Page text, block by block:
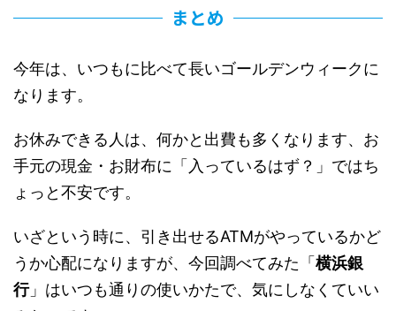
まとめ
今年は、いつもに比べて長いゴールデンウィークに
なります。
お休みできる人は、何かと出費も多くなります、お
手元の現金・お財布に「入っているはず？」ではち
ょっと不安です。
いざという時に、引き出せるATMがやっているかど
うか心配になりますが、今回調べてみた「 横浜銀
行」はいつも通りの使いかたで、気にしなくていい